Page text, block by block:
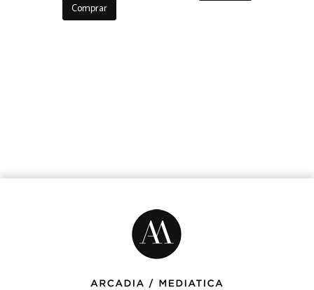
Comprar